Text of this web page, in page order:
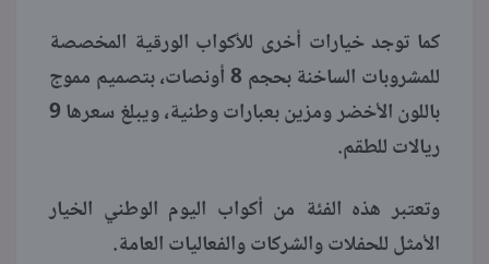
كما توجد خيارات أخرى للأكواب الورقية المخصصة
للمشروبات الساخنة بحجم 8 أونصات، بتصميم مموج
باللون الأخضر ومزين بعبارات وطنية، ويبلغ سعرها 9
ريالات للطقم.
وتعتبر هذه الفئة من أكواب اليوم الوطني الخيار
الأمثل للحفلات والشركات والفعاليات العامة.